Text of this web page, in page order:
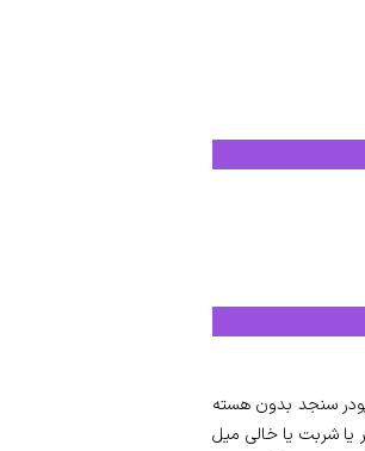
سنجد بدون هسته
یا شربت یا خالی میل